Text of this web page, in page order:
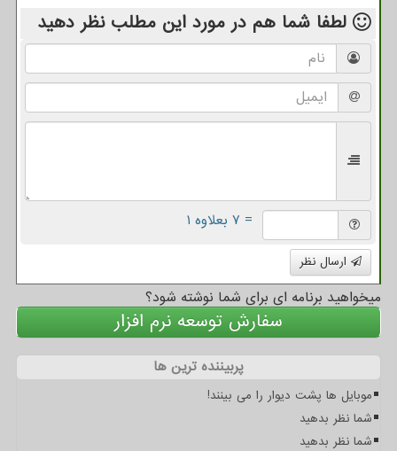
لطفا شما هم در مورد این مطلب نظر دهید
= ۷ بعلاوه ۱
ارسال نظر
میخواهید برنامه ای برای شما نوشته شود؟
سفارش توسعه نرم افزار
پربیننده ترین ها
موبایل ها پشت دیوار را می بینند!
شما نظر بدهید
شما نظر بدهید